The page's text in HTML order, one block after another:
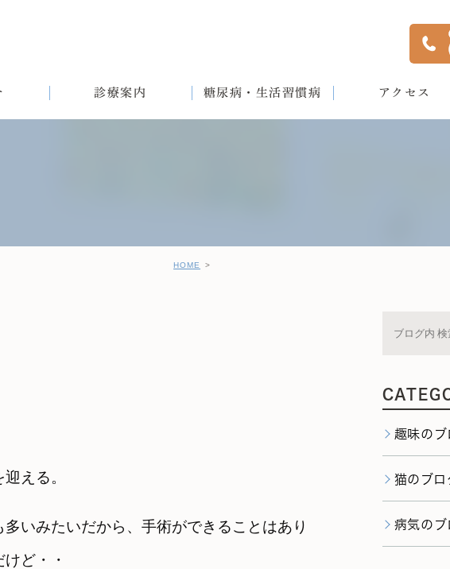
診療案内 糖尿病・生活習慣病 アクセス
HOME
える。
いみたいだから、手術ができることはあり
ど・・
趣味のブ
猫のブロ
病気のブ